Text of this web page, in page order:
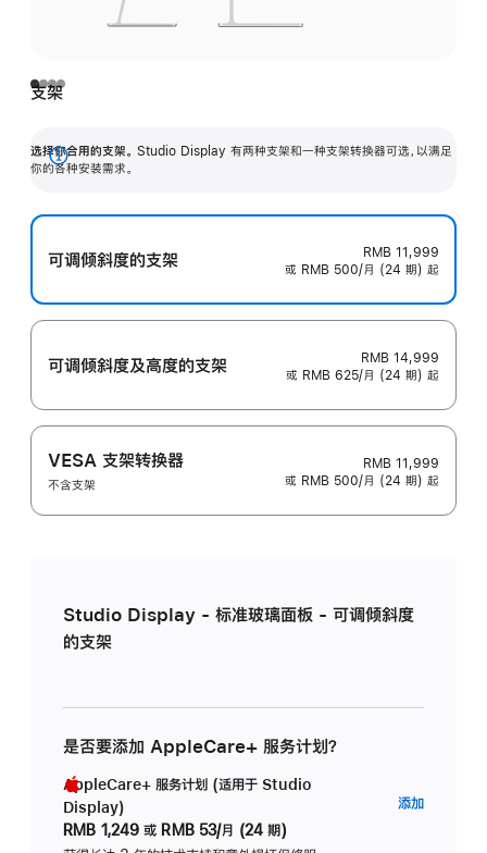
支架
选择你合用的支架。 Studio Display 有两种支架和一种支架转换器可选，以满足
你的各种安装需求。
展
可调倾斜度的支架
RMB 11,999
或 RMB 500/月 (24 期) 起
可调倾斜度及高‍度的支‍架
RMB 14,999
或 RMB 625/月 (24 期) 起
VESA 支架转换器
不含支架
RMB 11,999
或 RMB 500/月 (24 期) 起
Studio Display - 标准玻璃面板 - 可调倾斜度
的支架
是否要添加 AppleCare+ 服务计划？
AppleCare+ 服务计划 (适用于 Studio
Display)
RMB 1,249 或 RMB 53/月 (24 期)
添加